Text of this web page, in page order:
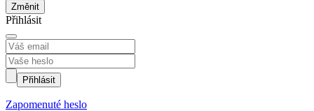
Změnit
Přihlásit
Přihlásit
Zapomenuté heslo